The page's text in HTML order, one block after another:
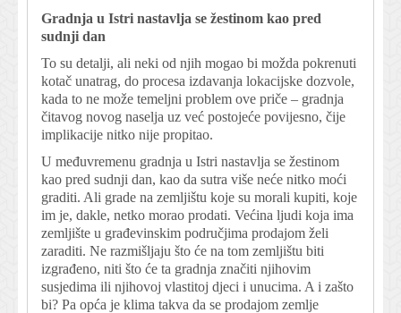
Gradnja u Istri nastavlja se žestinom kao pred
sudnji dan
To su detalji, ali neki od njih mogao bi možda pokrenuti
kotač unatrag, do procesa izdavanja lokacijske dozvole,
kada to ne može temeljni problem ove priče – gradnja
čitavog novog naselja uz već postojeće povijesno, čije
implikacije nitko nije propitao.
U međuvremenu gradnja u Istri nastavlja se žestinom
kao pred sudnji dan, kao da sutra više neće nitko moći
graditi. Ali grade na zemljištu koje su morali kupiti, koje
im je, dakle, netko morao prodati. Većina ljudi koja ima
zemljište u građevinskim područjima prodajom želi
zaraditi. Ne razmišljaju što će na tom zemljištu biti
izgrađeno, niti što će ta gradnja značiti njihovim
susjedima ili njihovoj vlastitoj djeci i unucima. A i zašto
bi? Pa opća je klima takva da se prodajom zemlje